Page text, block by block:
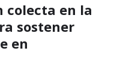
colecta en la
sostener
en